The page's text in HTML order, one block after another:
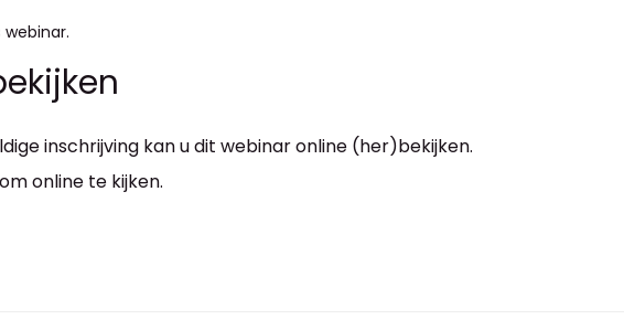
inschrijving kan u dit webinar online (her)bekijken.
om online te kijken.